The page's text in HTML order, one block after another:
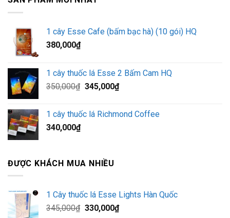
1 cây Esse Cafe (bấm bạc hà) (10 gói) HQ
380,000₫
1 cây thuốc lá Esse 2 Bấm Cam HQ
350,000₫ Giá
350,000₫.
345,000₫Giá
là:
1 cây thuốc lá Richmond Coffee
340,000₫
ĐƯỢC KHÁCH MUA NHIỀU
1 Cây thuốc lá Esse Lights Hàn Quốc
345,000₫ Giá
330,000₫Giá